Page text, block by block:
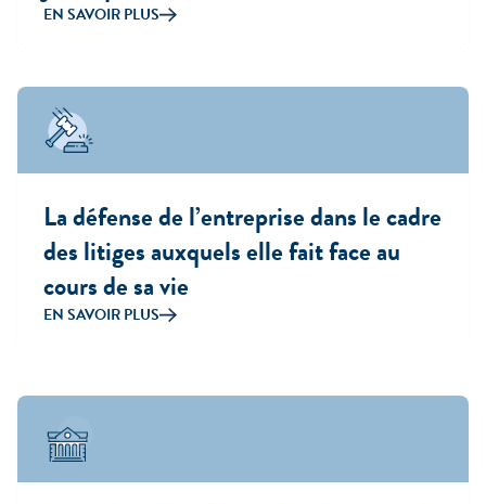
EN SAVOIR PLUS
La défense de l’entreprise dans le cadre
des litiges auxquels elle fait face au
cours de sa vie
EN SAVOIR PLUS